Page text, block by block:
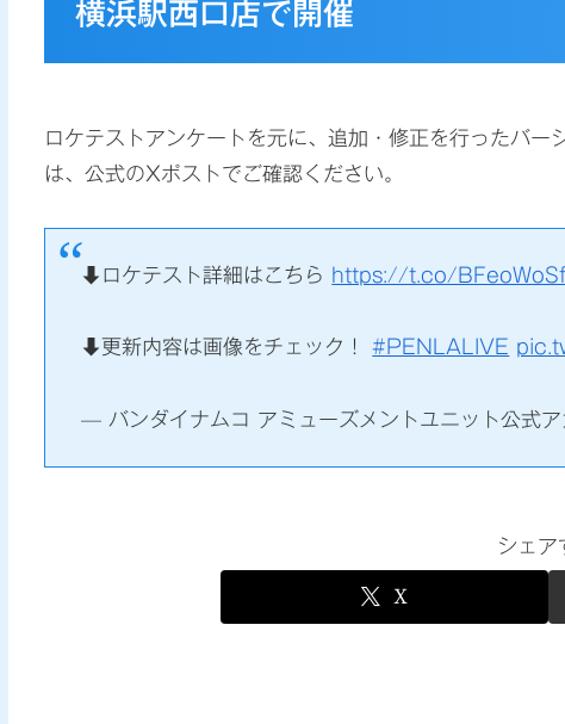
横浜駅西口店で開催
ロケテストアンケートを元に、追加・修正を行ったバ
は、公式のXポストでご確認ください。
⬇️ロケテスト詳細はこちら https://t.co/
⬇️更新内容は画像をチェック！#PENLALIVE
— バンダイナムコ アミューズメントユニット公式
シェア
X